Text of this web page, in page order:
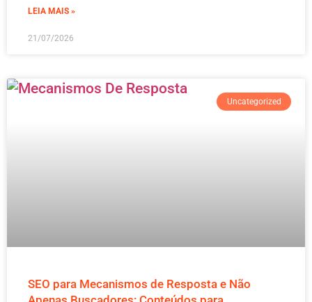
LEIA MAIS »
21/07/2026
Uncategorized
SEO para Mecanismos de Resposta e Não